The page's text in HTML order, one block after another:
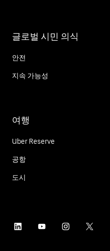
글로벌 시민 의식
안전
지속 가능성
여행
Uber Reserve
공항
도시